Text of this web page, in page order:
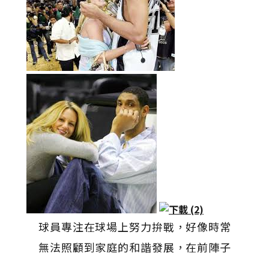
球員專注在球場上努力拚戰，好像時常
無法照顧到家庭的和諧發展，在前陣子